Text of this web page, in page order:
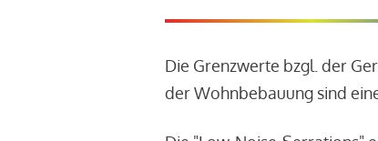
Die Grenzwerte bzgl. der
der Wohnbebauung sind